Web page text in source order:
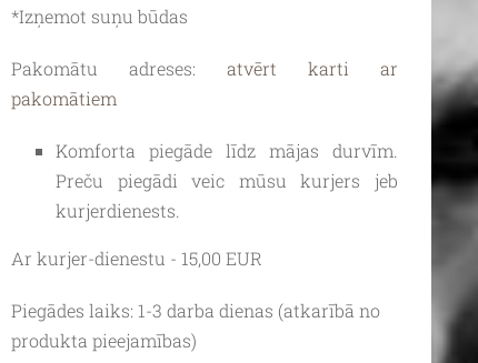
*Izņemot suņu būdas
Pakomātu adreses: atvērt karti ar
pakomātiem
Komforta piegāde līdz mājas durvīm.
Preču piegādi veic mūsu kurjers jeb
kurjerdienests.
Ar kurjer-dienestu - 15,00 EUR
Piegādes laiks: 1-3 darba dienas (atkarībā no
produkta pieejamības)